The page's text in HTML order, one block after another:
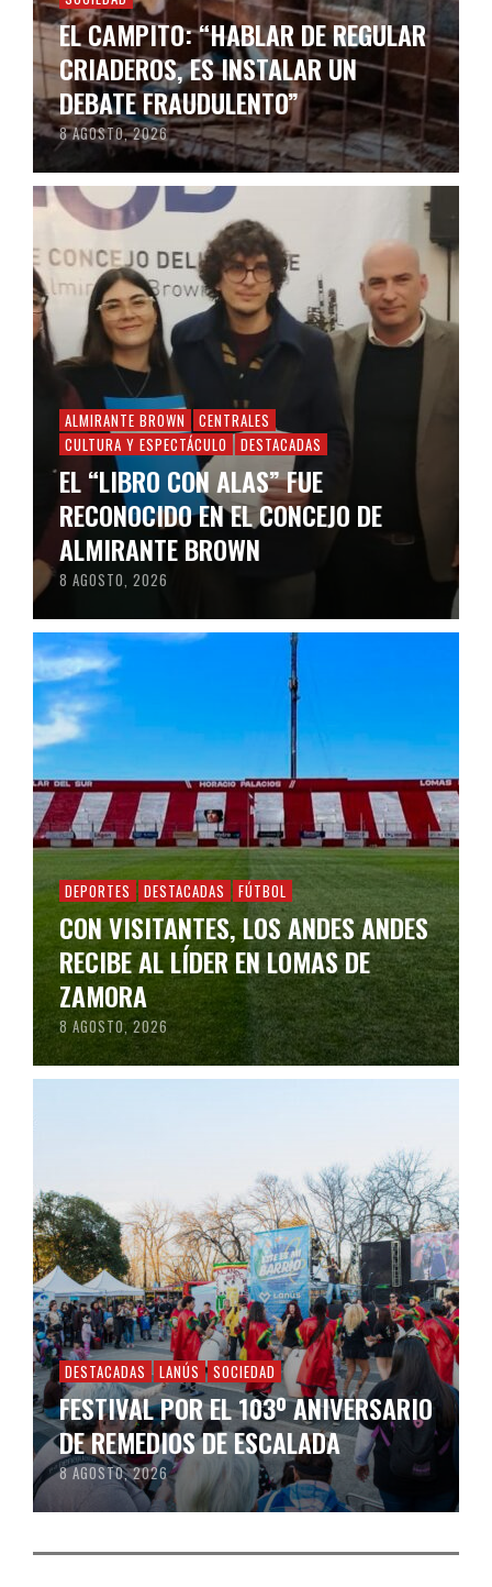
EL CAMPITO: “HABLAR DE REGULAR
CRIADEROS, ES INSTALAR UN
DEBATE FRAUDULENTO”
8 AGOSTO, 2026
ALMIRANTE BROWN
CENTRALES
CULTURA Y ESPECTÁCULO
DESTACADAS
EL “LIBRO CON ALAS” FUE
RECONOCIDO EN EL CONCEJO DE
ALMIRANTE BROWN
8 AGOSTO, 2026
DEPORTES DESTACADAS FÚTBOL
CON VISITANTES, LOS ANDES ANDES
RECIBE AL LÍDER EN LOMAS DE
ZAMORA
8 AGOSTO, 2026
DESTACADAS LANÚS SOCIEDAD
FESTIVAL POR EL 103º ANIVERSARIO
DE REMEDIOS DE ESCALADA
8 AGOSTO, 2026